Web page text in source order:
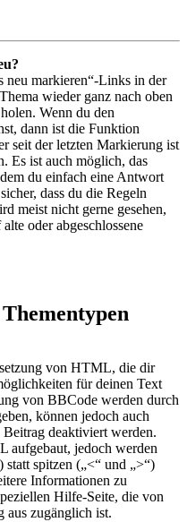
neu markieren“-Links in der
wieder ganz nach oben
Wenn du den
dann ist die Funktion
seit der letzten Markierung ist
Es ist auch möglich, das
du einfach eine Antwort
dass du die Regeln
meist nicht gerne gesehen,
oder abgeschlossene
von HTML, die dir
für deinen Text
von BBCode werden durch
können jedoch auch
deaktiviert werden.
aufgebaut, jedoch werden
spitzen („<“ und „>“)
Informationen zu
Hilfe-Seite, die von
aus zugänglich ist.